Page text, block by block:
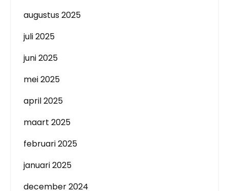
augustus 2025
juli 2025
juni 2025
mei 2025
april 2025
maart 2025
februari 2025
januari 2025
december 2024